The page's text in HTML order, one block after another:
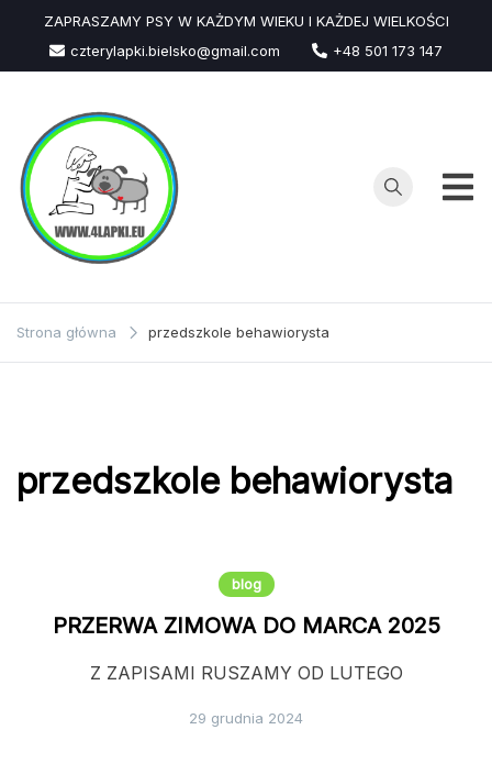
Przejdź
treści
ZAPRASZAMY PSY W KAŻDYM WIEKU I KAŻDEJ WIELKOŚCI
czterylapki.bielsko@gmail.com
+48 501 173 147
Strona główna przedszkole behawiorysta
przedszkole behawiorysta
blog
PRZERWA ZIMOWA DO MARCA 2025
Z ZAPISAMI RUSZAMY OD LUTEGO
29 grudnia 2024